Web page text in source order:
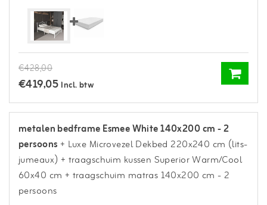
€428,00
€419,05 Incl. btw
metalen bedframe Esmee White 140x200 cm - 2
persoons+ Luxe Microvezel Dekbed 220x240 cm (lits-
jumeaux) + traagschuim kussen Superior Warm/Cool
60x40 cm + traagschuim matras 140x200 cm - 2
persoons